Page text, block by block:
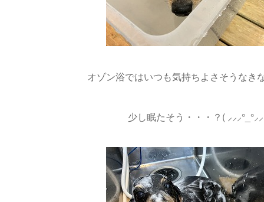
オゾン浴ではいつも気持ちよさそうなき
少し眠たそう・・・？(